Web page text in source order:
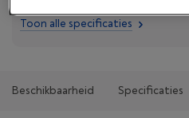
Toon alle specificaties
Beschikbaarheid Specificaties